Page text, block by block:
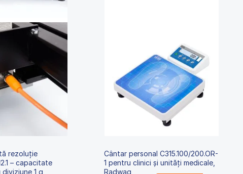
rezoluție
– capacitate
1 g,
Cântar personal C315.100/200.OR-
1 pentru clinici și unități medicale,
Radwag